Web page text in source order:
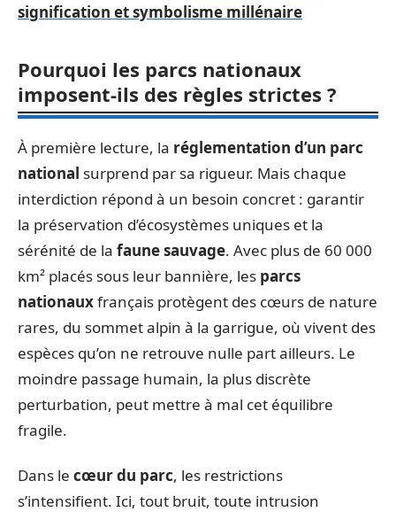
signification et symbolisme millénaire
Pourquoi les parcs nationaux
imposent-ils des règles strictes ?
À première lecture, la réglementation d’un parc
national surprend par sa rigueur. Mais chaque
interdiction répond à un besoin concret : garantir
la préservation d’écosystèmes uniques et la
sérénité de la faune sauvage. Avec plus de 60 000
km² placés sous leur bannière, les parcs
nationauxfrançais protègent des cœurs de nature
rares, du sommet alpin à la garrigue, où vivent des
espèces qu’on ne retrouve nulle part ailleurs. Le
moindre passage humain, la plus discrète
perturbation, peut mettre à mal cet équilibre
fragile.
Dans le cœur du parc, les restrictions
s’intensifient. Ici, tout bruit, toute intrusion